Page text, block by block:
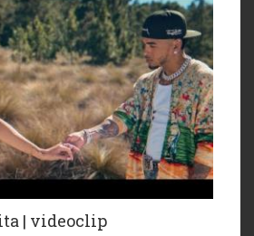
| videoclip